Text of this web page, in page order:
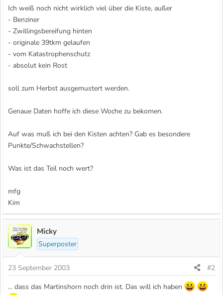
Ich weiß noch nicht wirklich viel über die Kiste, außer
- Benziner
- Zwillingsbereifung hinten
- originale 39tkm gelaufen
- vom Katastrophenschutz
- absolut kein Rost
soll zum Herbst ausgemustert werden.
Genaue Daten hoffe ich diese Woche zu bekomen.
Auf was muß ich bei den Kisten achten? Gab es besondere
Punkte/Schwachstellen?
Was ist das Teil noch wert?
mfg
Kim
Micky
Superposter
23 September 2003
#2
... dass das Martinshorn noch drin ist. Das will ich haben